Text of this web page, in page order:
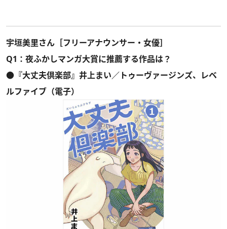
宇垣美里さん［フリーアナウンサー・女優］
Q1：夜ふかしマンガ大賞に推薦する作品は？
●『大丈夫倶楽部』井上まい／トゥーヴァージンズ、レベ
ルファイブ（電子）